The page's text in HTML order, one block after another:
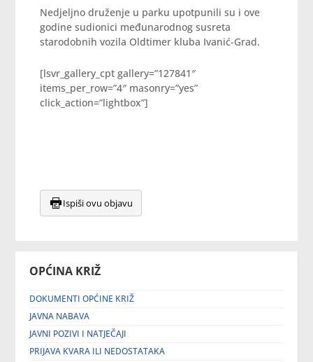
OPĆINA KRIŽ
DOKUMENTI OPĆINE KRIŽ
JAVNA NABAVA
JAVNI POZIVI I NATJEČAJI
PRIJAVA KVARA ILI NEDOSTATAKA
Nedjeljno druženje u parku upotpunili su i ove
godine sudionici međunarodnog susreta
starodobnih vozila Oldtimer kluba Ivanić-Grad.
[lsvr_gallery_cpt gallery=”127841″
items_per_row=”4″ masonry=”yes”
click_action=”lightbox”]
Ispiši ovu objavu